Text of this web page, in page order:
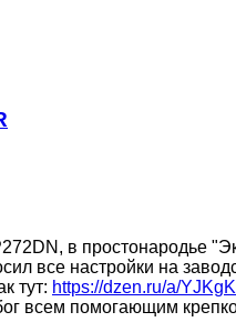
в простонародье
все настройки на
тут: https://dzen.ru/a/
всем помогающим